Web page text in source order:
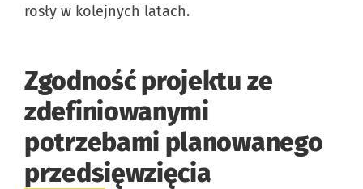
rosły w kolejnych latach.
Zgodność projektu ze
zdefiniowanymi
potrzebami planowanego
przedsięwzięcia